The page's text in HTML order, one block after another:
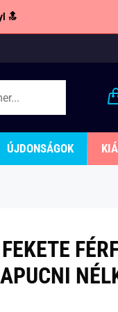
🔝
ÚJDONSÁGOK